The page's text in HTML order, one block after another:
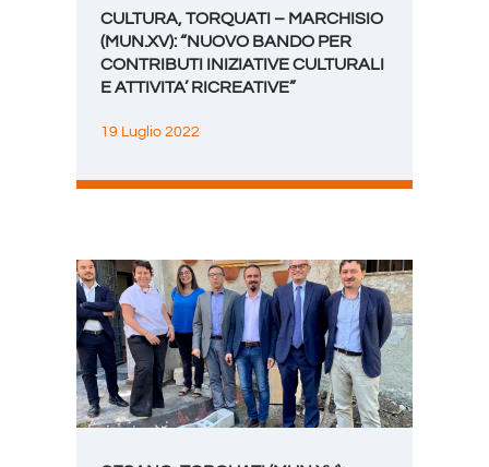
CULTURA, TORQUATI – MARCHISIO
(MUN.XV): “NUOVO BANDO PER
CONTRIBUTI INIZIATIVE CULTURALI
E ATTIVITA’ RICREATIVE”
19 Luglio 2022